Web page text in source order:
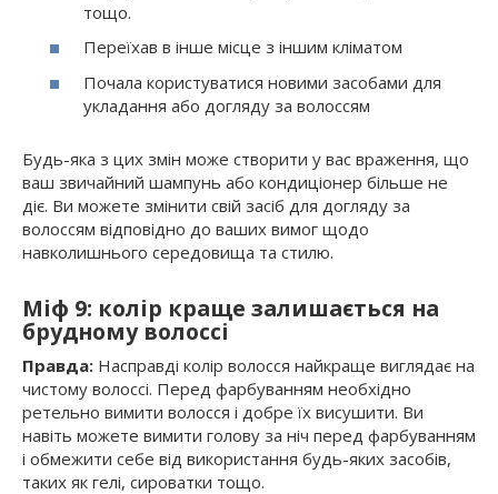
тощо.
Переїхав в інше місце з іншим кліматом
Почала користуватися новими засобами для
укладання або догляду за волоссям
Будь-яка з цих змін може створити у вас враження, що
ваш звичайний шампунь або кондиціонер більше не
діє. Ви можете змінити свій засіб для догляду за
волоссям відповідно до ваших вимог щодо
навколишнього середовища та стилю.
Міф 9: колір краще залишається на
брудному волоссі
Правда: Насправді колір волосся найкраще виглядає на
чистому волоссі. Перед фарбуванням необхідно
ретельно вимити волосся і добре їх висушити. Ви
навіть можете вимити голову за ніч перед фарбуванням
і обмежити себе від використання будь-яких засобів,
таких як гелі, сироватки тощо.